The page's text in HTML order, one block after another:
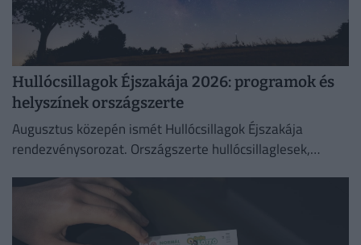
Hullócsillagok Éjszakája 2026: programok és
helyszínek országszerte
Augusztus közepén ismét Hullócsillagok Éjszakája
rendezvénysorozat. Országszerte hullócsillaglesek,
égbolt szerelmeseinek.